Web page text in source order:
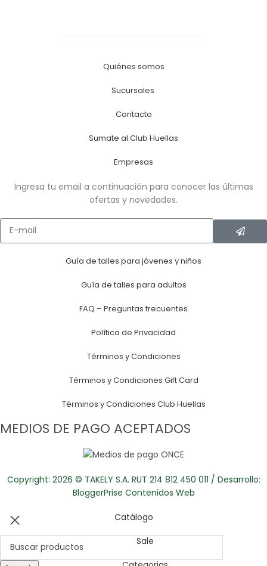
Quiénes somos
Sucursales
Contacto
Sumate al Club Huellas
Empresas
Ingresa tu email a continuación para conocer las últimas
ofertas y novedades.
Guía de talles para jóvenes y niños
Guía de talles para adultos
FAQ – Preguntas frecuentes
Política de Privacidad
Términos y Condiciones
Términos y Condiciones Gift Card
Términos y Condiciones Club Huellas
MEDIOS DE PAGO ACEPTADOS
Copyright: 2026 © TAKELY S.A. RUT 214 812 450 011 / Desarrollo:
BloggerPrise Contenidos Web
Catálogo
Sale